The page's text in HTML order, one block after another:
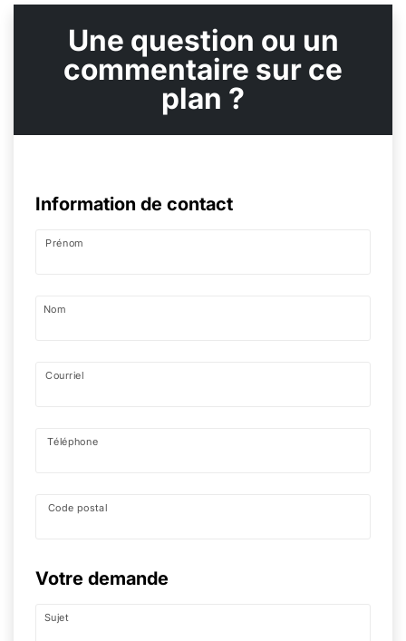
Une question ou un
commentaire sur ce
plan ?
Information de contact
Prénom
Nom
Courriel
Téléphone
Code postal
Votre demande
Sujet